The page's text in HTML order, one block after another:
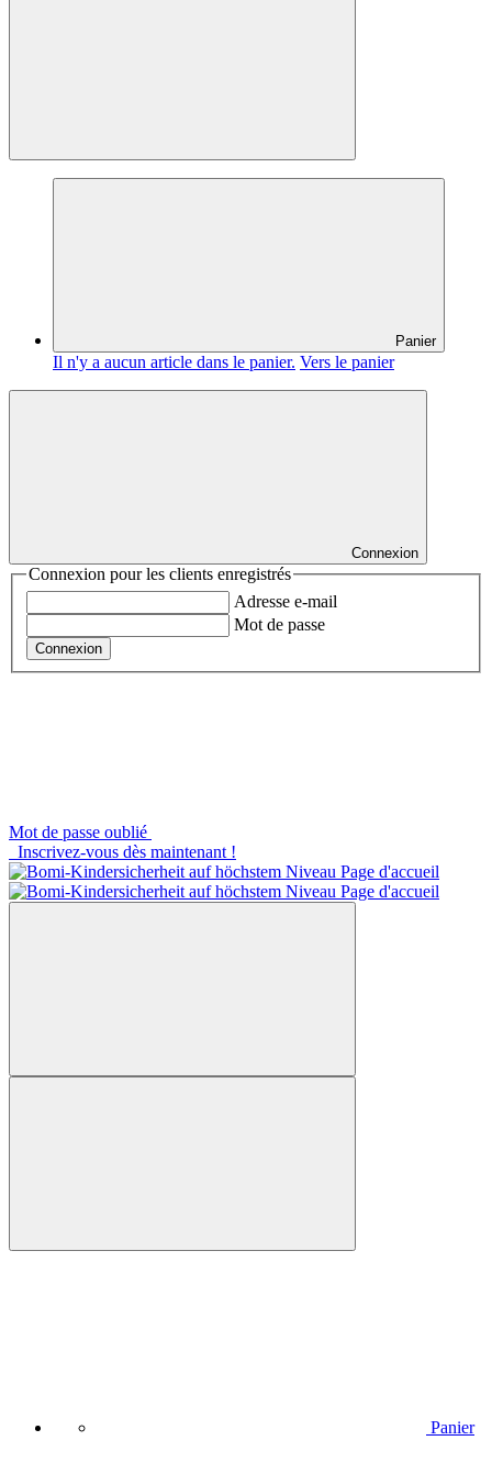
Panier
Il n'y a aucun article dans le panier. Vers le panier
Connexion
Connexion pour les clients enregistrés
Adresse e-mail
Mot de passe
Connexion
Mot de passe oublié
Inscrivez-vous dès maintenant !
Panier